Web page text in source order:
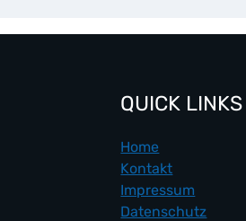
QUICK LINKS
Home
Kontakt
Impressum
Datenschutz